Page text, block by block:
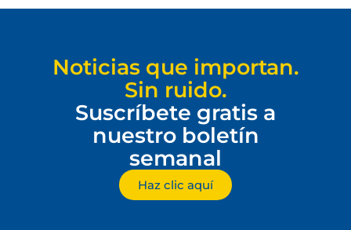
Noticias que importan.
Sin ruido.
Suscríbete gratis a
nuestro boletín
semanal
Haz clic aquí